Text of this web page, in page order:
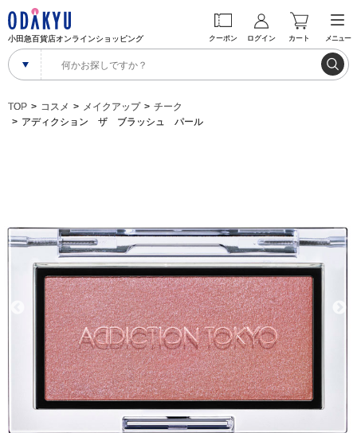
小田急百貨店オンラインショッピング クーポン ログイン カート メニュー
TOP コスメ メイクアップ
チーク
アディクション ザ ブラッシュ パール